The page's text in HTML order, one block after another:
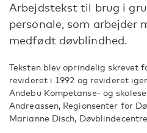
Arbejdstekst til brug i
personale, som arbejder
medfødt døvblindhed.
Teksten blev oprindelig skrevet
revideret i 1992 og revideret
Andebu Kompetanse- og
Andreassen, Regionsenter for
Marianne Disch,